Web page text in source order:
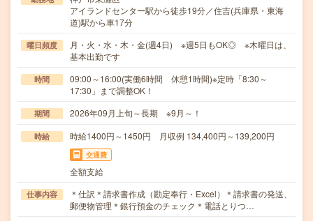
アイランドセンター駅から徒歩19分／住吉(兵庫県・東海
道)駅から車17分
曜日頻度
月・火・水・木・金(週4日) ※週5日もOK◎ ※木曜日は、
基本出勤です
時間
09:00～16:00(実働6時間 休憩1時間)※定時「8:30～
17:30」まで調整OK！
期間 2026年09月上旬～長期 ※9月～！
時給 時給1400円～1450円 月収例 134,400円～139,200円
交通費
全額支給
仕事内容
＊仕訳＊請求書作成（勘定奉行・Excel）＊請求書の発送、
郵便物管理＊銀行預金のチェック＊電話とりつ…